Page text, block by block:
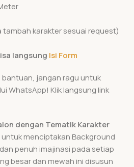
tambah karakter sesuai request)
langsung Isi Form
jangan ragu untuk
WhatsApp! Klik langsung link
dengan Tematik Karakter
menciptakan Background
penuh imajinasi pada setiap
besar dan mewah ini disusun